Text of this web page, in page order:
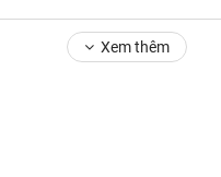
Xem thêm